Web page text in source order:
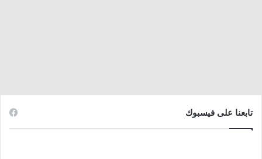
تابعنا على فيسبوك